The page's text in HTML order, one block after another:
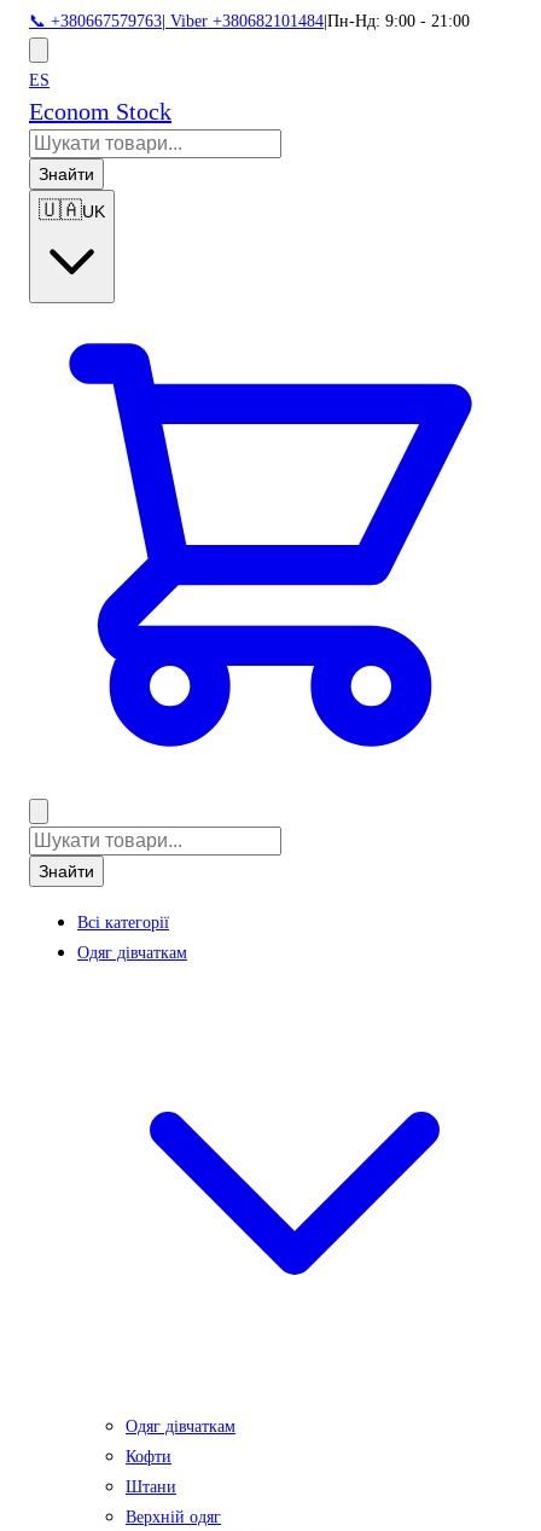
📞 +380667579763 Viber +380682101484 Пн-Нд: 9:00 - 21:00
ES
Econom Stock
Знайти
🇺🇦UK
Знайти
Всі категорії
Одяг дівчаткам
Одяг дівчаткам
Кофти
Штани
Верхній одяг